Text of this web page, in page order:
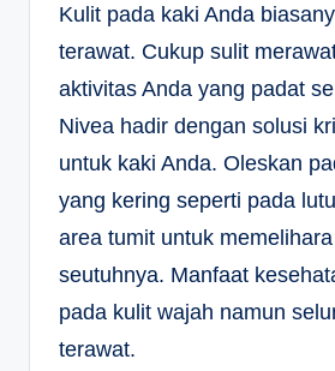
Kulit pada kaki Anda
terawat. Cukup sulit
aktivitas Anda yang padat
Nivea hadir dengan solusi
untuk kaki Anda. Oleskan
yang kering seperti pada
area tumit untuk
seutuhnya. Manfaat
pada kulit wajah namun
terawat.